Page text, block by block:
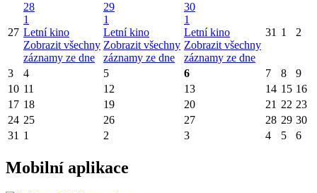
27
28
1
Letní kino
Zobrazit všechny
záznamy ze dne
29
1
Letní kino
Zobrazit všechny
záznamy ze dne
30
1
Letní kino
Zobrazit všechny
záznamy ze dne
31 1 2
3 4 5 6 7 8
9
10 11 12 13 14 15 16
17 18 19 20 21 22 23
24 25 26 27 28 29 30
31 1 2 3 4 5 6
Mobilní aplikace